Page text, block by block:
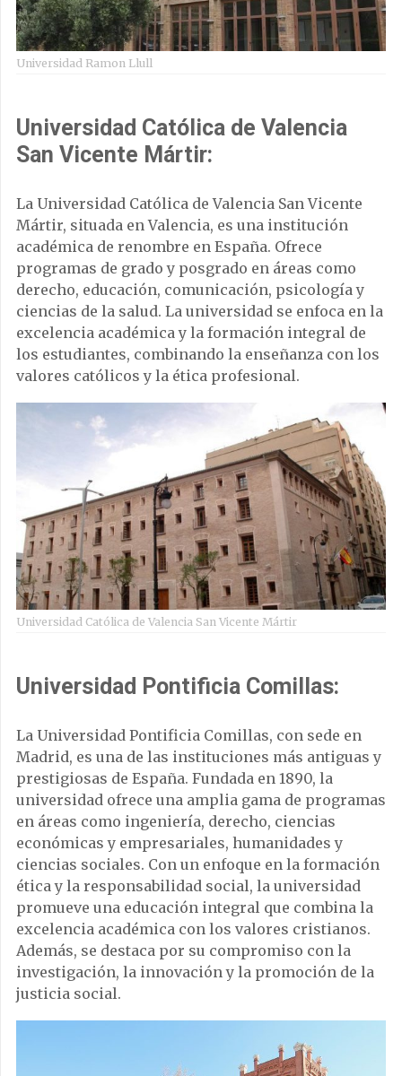
Universidad Ramon Llull
Universidad Católica de Valencia
San Vicente Mártir:
La Universidad Católica de Valencia San Vicente
Mártir, situada en Valencia, es una institución
académica de renombre en España. Ofrece
programas de grado y posgrado en áreas como
derecho, educación, comunicación, psicología y
ciencias de la salud. La universidad se enfoca en la
excelencia académica y la formación integral de
los estudiantes, combinando la enseñanza con los
valores católicos y la ética profesional.
Universidad Católica de Valencia San Vicente Mártir
Universidad Pontificia Comillas:
La Universidad Pontificia Comillas, con sede en
Madrid, es una de las instituciones más antiguas y
prestigiosas de España. Fundada en 1890, la
universidad ofrece una amplia gama de programas
en áreas como ingeniería, derecho, ciencias
económicas y empresariales, humanidades y
ciencias sociales. Con un enfoque en la formación
ética y la responsabilidad social, la universidad
promueve una educación integral que combina la
excelencia académica con los valores cristianos.
Además, se destaca por su compromiso con la
investigación, la innovación y la promoción de la
justicia social.